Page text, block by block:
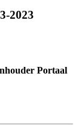
2023
Portaal